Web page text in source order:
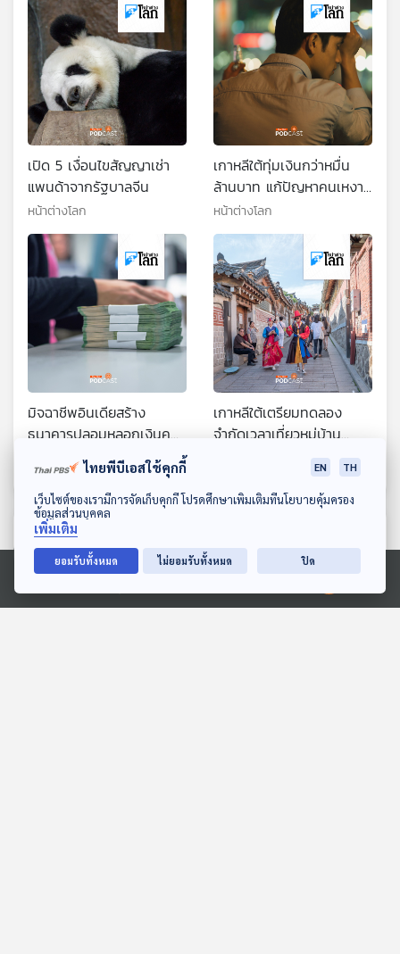
ดาวน์โหลด Thai PBS Podcast Application
Ⓒ 2020 องค์การกระจายเสียงและแพร่ภาพสาธารณะแห่งประเทศไทย
เปิด 5 เงื่อนไขสัญญาเช่า
แพนด้าจากรัฐบาลจีน
หน้าต่างโลก
เกาหลีใต้ทุ่มเงินกว่าหมื่น
ล้านบาท แก้ปัญหาคนเหงา
และตายอย่างโดดเดี่ยว
หน้าต่างโลก
มิจฉาชีพอินเดียสร้าง
ธนาคารปลอมหลอกเงินคน
หน้าต่างโลก
เกาหลีใต้เตรียมทดลอง
จำกัดเวลาเที่ยวหมู่บ้าน
ตอนที่เกี่ยวข้อง
ไทยพีบีเอสใช้คุกกี้ EN TH
เว็บไซต์ของเรามีการจัดเก็บคุกกี้ โปรดศึกษาเพิ่มเติมที่นโยบายคุ้มครอง
ข้อมูลส่วนบุคคล
เพิ่มเติม
ยอมรับทั้งหมด ไม่ยอมรับทั้งหมด ปิด